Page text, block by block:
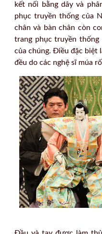
kết nối bằng dây và
phục truyền thống của
chân và bàn chân còn
trang phục truyền
của chúng. Điều đặc biệt
đều do các nghệ sĩ múa